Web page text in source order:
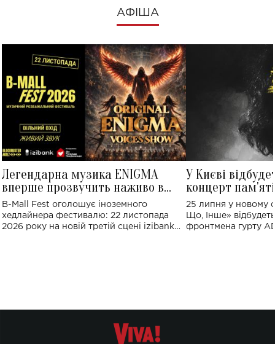
АФІША
Легендарна музика ENIGMA
вперше прозвучить наживо в
Україні: де відбудеться концерт
B-Mall Fest оголошує іноземного
хедлайнера фестивалю: 22 листопада
2026 року на новій третій сцені izibank
У Києві
концерт
Клименка:
виконають
25 липня у новому
Що, Інше»
фронтмена гурту